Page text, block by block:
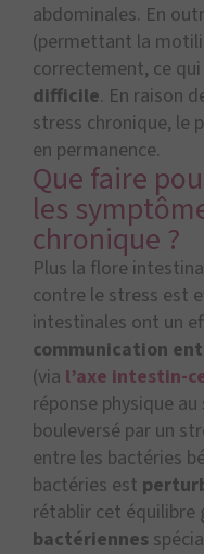
abdominales. En
(permettant la
correctement, ce
difficile. En raison
stress chronique, le
en permanence.
Que faire
les
chronique ?
Plus la flore
contre le stress est
intestinales ont un
communication
(via l’axe intestin-
réponse physique
bouleversé par un
entre les bactéries
bactéries est
rétablir cet équilibre
bactériennes